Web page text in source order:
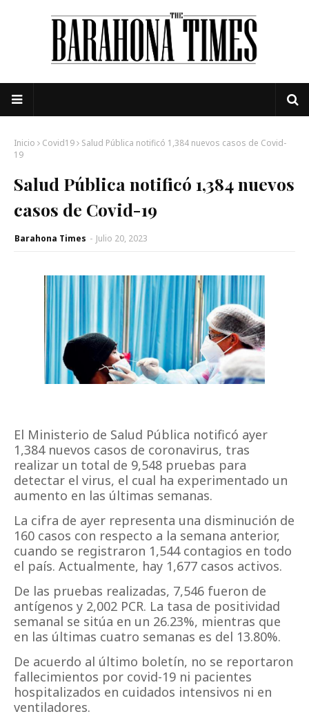
Inicio Covid19
Salud Pública notificó 1,384 nuevos casos de Covid-
19
Salud Pública notificó 1,384 nuevos
casos de Covid-19
Barahona Times - Julio 20, 2023
El Ministerio de Salud Pública notificó ayer
1,384 nuevos casos de coronavirus, tras
realizar un total de 9,548 pruebas para
detectar el virus, el cual ha experimentado un
aumento en las últimas semanas.
La cifra de ayer representa una disminución de
160 casos con respecto a la semana anterior,
cuando se registraron 1,544 contagios en todo
el país. Actualmente, hay 1,677 casos activos.
De las pruebas realizadas, 7,546 fueron de
antígenos y 2,002 PCR. La tasa de positividad
semanal se sitúa en un 26.23%, mientras que
en las últimas cuatro semanas es del 13.80%.
De acuerdo al último boletín, no se reportaron
fallecimientos por covid-19 ni pacientes
hospitalizados en cuidados intensivos ni en
ventiladores.